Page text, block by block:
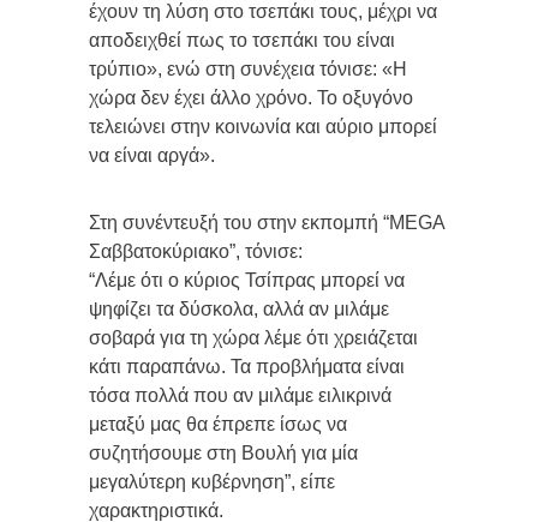
έχουν τη λύση στο τσεπάκι τους, μέχρι να
αποδειχθεί πως το τσεπάκι του είναι
τρύπιο», ενώ στη συνέχεια τόνισε: «Η
χώρα δεν έχει άλλο χρόνο. Το οξυγόνο
τελειώνει στην κοινωνία και αύριο μπορεί
να είναι αργά».
Στη συνέντευξή του στην εκπομπή “MEGA
Σαββατοκύριακο”, τόνισε:
“Λέμε ότι ο κύριος Τσίπρας μπορεί να
ψηφίζει τα δύσκολα, αλλά αν μιλάμε
σοβαρά για τη χώρα λέμε ότι χρειάζεται
κάτι παραπάνω. Τα προβλήματα είναι
τόσα πολλά που αν μιλάμε ειλικρινά
μεταξύ μας θα έπρεπε ίσως να
συζητήσουμε στη Βουλή για μία
μεγαλύτερη κυβέρνηση”, είπε
χαρακτηριστικά.